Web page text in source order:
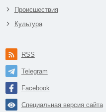
Происшествия
Культура
RSS
Telegram
Facebook
Специальная версия сайта